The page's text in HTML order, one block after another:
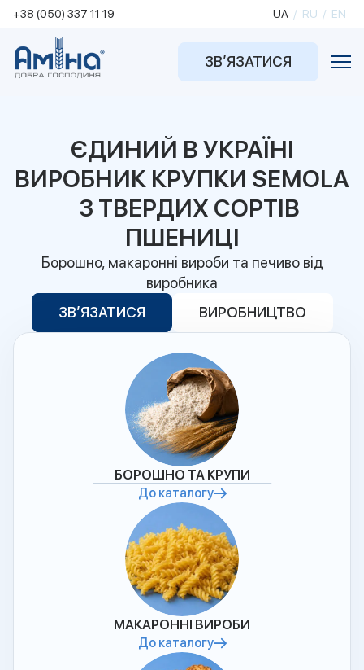
+38 (050) 337 11 19 UA / RU / EN
ЗВ’ЯЗАТИСЯ
ЄДИНИЙ В УКРАЇНІ
ВИРОБНИК КРУПКИ SEMOLA
З ТВЕРДИХ СОРТІВ
ПШЕНИЦІ
Борошно, макаронні вироби та печиво від
виробника
ЗВ’ЯЗАТИСЯ ВИРОБНИЦТВО
БОРОШНО ТА КРУПИ
До каталогу
МАКАРОННІ ВИРОБИ
До каталогу